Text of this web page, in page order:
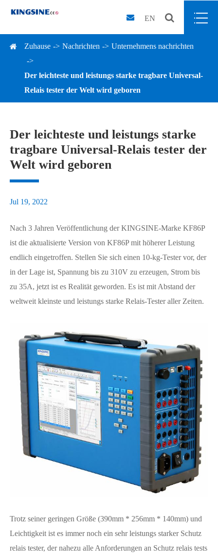
EN
Zuhause Nachrichten Unternehmens nachrichten
Der leichteste und leistungs starke tragbare Universal-
Relais tester der Welt wird geboren
Der leichteste und leistungs starke
tragbare Universal-Relais tester der
Welt wird geboren
Jul 19, 2022
Nach 3 Jahren Veröffentlichung der KINGSINE-Marke KF86P
ist die aktualisierte Version von KF86P mit höherer Leistung
endlich eingetroffen. Stellen Sie sich einen 10-kg-Tester vor, der
in der Lage ist, Spannung bis zu 310V zu erzeugen, Strom bis
zu 35A, jetzt ist es Realität geworden. Es ist mit Abstand der
weltweit kleinste und leistungs starke Relais-Tester aller Zeiten.
Trotz seiner geringen Größe (390mm * 256mm * 140mm) und
Leichtigkeit ist es immer noch ein sehr leistungs starker Schutz
relais tester, der nahezu alle Anforderungen an Schutz relais tests